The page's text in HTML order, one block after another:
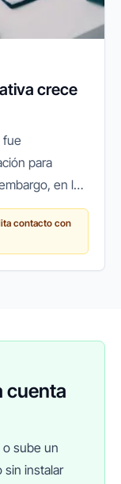
crece
fue
para
en los
paradigma:
contacto con
cuenta
sube un
sin instalar